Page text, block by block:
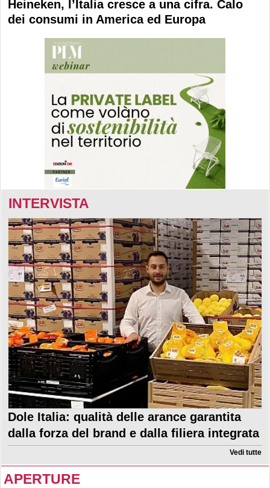
Heineken, l’Italia cresce a una cifra. Calo
dei consumi in America ed Europa
INTERVISTA
Dole Italia: qualità delle arance garantita
dalla forza del brand e dalla filiera integrata
Vedi tutte
APERTURE